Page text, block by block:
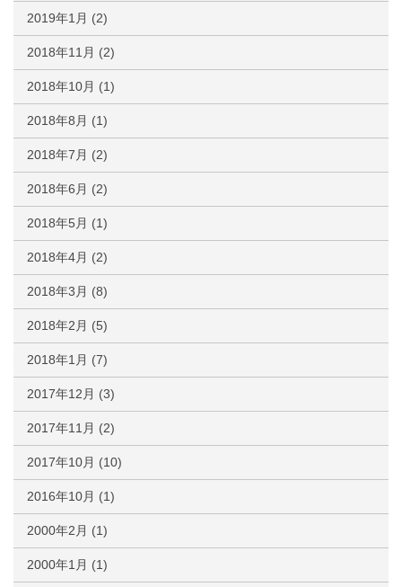
2019年1月 (2)
2018年11月 (2)
2018年10月 (1)
2018年8月 (1)
2018年7月 (2)
2018年6月 (2)
2018年5月 (1)
2018年4月 (2)
2018年3月 (8)
2018年2月 (5)
2018年1月 (7)
2017年12月 (3)
2017年11月 (2)
2017年10月 (10)
2016年10月 (1)
2000年2月 (1)
2000年1月 (1)